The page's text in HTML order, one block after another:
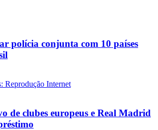
polícia conjunta com 10 países
de clubes europeus e Real Madrid